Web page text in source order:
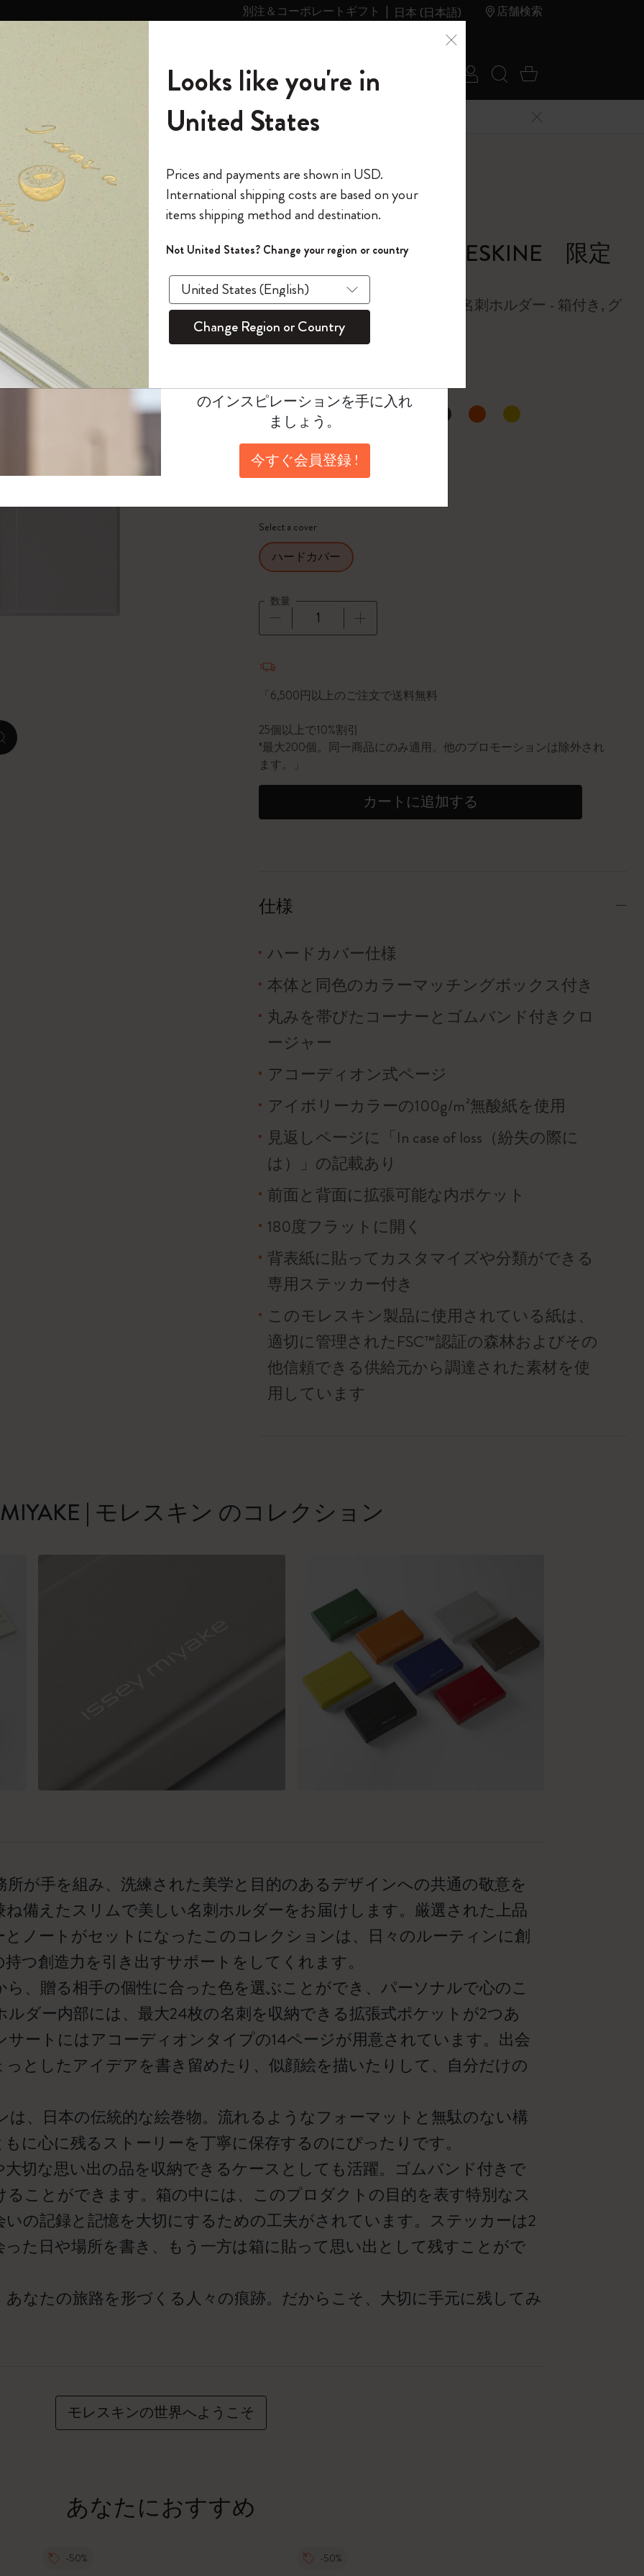
別注＆コーポレートギフト 日本 (日本語) 店舗検索
ノートブック
The Original Notebook
ミニノートブックチャーム
カイエ ＆ ジャーナル
セット
パッションジャーナル
スチューデントカイエジャーナル
ダイアリー
パーソナル・ダイアリー
12カ月ダイアリー
15ヶ月プランナー
ウィークリープランナー
デイリープランナー
マンスリープランナー
ライフプランナー・コレクション
すべて見る
スマートライティング・システム
モレスキンスマートスマートとは
アプリ・サービス
モレスキンスマート
Blackwing x モレスキン
Kaweco x モレスキン
ペン & ペンシル
Reframe サングラス
ムーミン コレクション
キム・ジョンギコレクション
「Alice's Adventures in Wonderland」コレ
『ロード・オブ・ザ・リング』コレク
カラーパターン ノートブック
サクラコレクション
馬年コレクション
キム・ジョンギコレクション
Impressions of Impressionism コレクショ
ン
カサ・バトリョ 限定版コレクション
ゴッホ美術館
すべて見る
バックパック
限定版バックパック
Shopper paper – made Collection
アートを愛する方への贈り物
プロフェッショナルへの贈り物
ミニマリストへの贈り物
マキシマリストへの贈り物
健康を愛する方への贈り物です
趣味を愛する方へのギフト
カントリー・テーマ・ピンズ・コレク
ション
プライドをいつも胸に
Mardi Mercredi × モレスキン
スマートライティング・システム
スマートノートブック
スマートダイアリー
Notes
モレスキン Journal
モレスキン Planner
パーソナライズサ
ービス
サブカテゴリ
リー
の世界
サブカテゴリ
ール
ログイン
オフと送料無料
1冊無料
有効）
先行アクセス
イズ
ち早くチェック
モレスキンの世界へようこそ
*メールアドレス
*パスワード
このデバイスで情報を保存する
ログイン
検索 (キーワード
カート 0 アイ
6,500円以上のご購入で送料無料 メニューを閉じる
スキン のコレクション
ISSEY MIYAKE | MOLESKINE 限定
コレクション
ハードカバー、超小型、無地、名刺ホルダー - 箱付き, グ
レー
Select a color
*選択したカラー
Select a size
XS
Select a cover
ハードカバー
数量
「6,500円以上のご注文で送料無料
25個以上で10%割引
*最大200個。同一商品にのみ適用。他のプロモーションは除外され
ます。」
カートに追加する
仕様
ハードカバー仕様
本体と同色のカラーマッチングボックス付き
丸みを帯びたコーナーとゴムバンド付きクロ
ージャー
アコーディオン式ページ
アイボリーカラーの100g/m²無酸紙を使用
見返しページに「In case of loss（紛失の際に
は）」の記載あり
前面と背面に拡張可能な内ポケット
180度フラットに開く
背表紙に貼ってカスタマイズや分類ができる
専用ステッカー付き
このモレスキン製品に使用されている紙は、
適切に管理されたFSC™認証の森林およびその
他信頼できる供給元から調達された素材を使
用しています
MIYAKE | モレスキン のコレクション
が手を組み、洗練された美学と目的のあるデザインへの共通の敬意を
備えたスリムで美しい名刺ホルダーをお届けします。厳選された上品
ノートがセットになったこのコレクションは、日々のルーティンに創
つ創造力を引き出すサポートをしてくれます。
、贈る相手の個性に合った色を選ぶことができ、パーソナルで心のこ
ダー内部には、最大24枚の名刺を収納できる拡張式ポケットが2つあ
ートにはアコーディオンタイプの14ページが用意されています。出会
としたアイデアを書き留めたり、似顔絵を描いたりして、自分だけの
、日本の伝統的な絵巻物。流れるようなフォーマットと無駄のない構
に心に残るストーリーを丁寧に保存するのにぴったりです。
切な思い出の品を収納できるケースとしても活躍。ゴムバンド付きで
ことができます。箱の中には、このプロダクトの目的を表す特別なス
の記録と記憶を大切にするための工夫がされています。ステッカーは2
た日や場所を書き、もう一方は箱に貼って思い出として残すことがで
なたの旅路を形づくる人々の痕跡。だからこそ、大切に手元に残してみ
モレスキンの世界へようこそ
あなたにおすすめ
-50% -50%
モレスキンの世界へようこそ
今すぐ会員登録して、コード
「WELCOME10」を入力すると、初
回注文が10%オフ＋送料無料になり
ます。セール・アウトレット品は
適用外。
のインスピレーションを手に入れ
ましょう。
今すぐ会員登録 !
Looks like you're in
United States
Prices and payments are shown in USD.
International shipping costs are based on your
items shipping method and destination.
Not United States? Change your region or country
Change Region or Country